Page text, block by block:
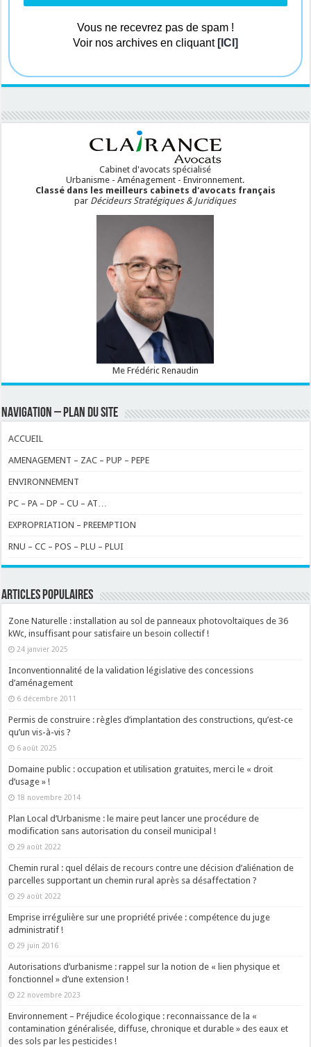
Vous ne recevrez pas de spam !
Voir nos archives en cliquant [ICI]
Cabinet d'avocats spécialisé
Urbanisme - Aménagement - Environnement.
Classé dans les meilleurs cabinets d'avocats français
par Décideurs Stratégiques & Juridiques
Me Frédéric Renaudin
NAVIGATION – PLAN DU SITE
ACCUEIL
AMENAGEMENT – ZAC – PUP – PEPE
ENVIRONNEMENT
PC – PA – DP – CU – AT…
EXPROPRIATION – PREEMPTION
RNU – CC – POS – PLU – PLUI
ARTICLES POPULAIRES
Zone Naturelle : installation au sol de panneaux photovoltaïques de 36
kWc, insuffisant pour satisfaire un besoin collectif !
24 janvier 2025
Inconventionnalité de la validation législative des concessions
d’aménagement
6 décembre 2011
Permis de construire : règles d’implantation des constructions, qu’est-ce
qu’un vis-à-vis ?
6 août 2025
Domaine public : occupation et utilisation gratuites, merci le « droit
d’usage » !
18 novembre 2014
Plan Local d’Urbanisme : le maire peut lancer une procédure de
modification sans autorisation du conseil municipal !
29 août 2022
Chemin rural : quel délais de recours contre une décision d’aliénation de
parcelles supportant un chemin rural après sa désaffectation ?
29 août 2022
Emprise irrégulière sur une propriété privée : compétence du juge
administratif !
29 juin 2016
Autorisations d’urbanisme : rappel sur la notion de « lien physique et
fonctionnel » d’une extension !
22 novembre 2023
Environnement – Préjudice écologique : reconnaissance de la «
contamination généralisée, diffuse, chronique et durable » des eaux et
des sols par les pesticides !